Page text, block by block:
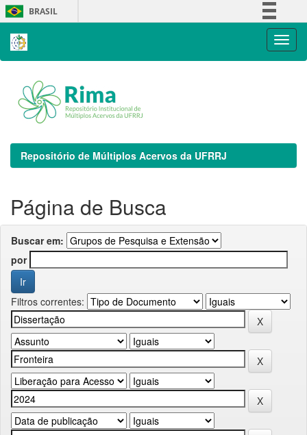
Skip
navigation
BRASIL
Repositório de Múltiplos Acervos da UFRRJ
Página de Busca
Buscar em:
por
Filtros correntes: